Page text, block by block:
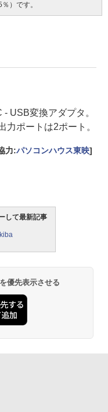
）です。
USB変換アダプタ。
力ポートは2ポート。
力:パソコンハウス東映]
して最新記事
優先表示させる